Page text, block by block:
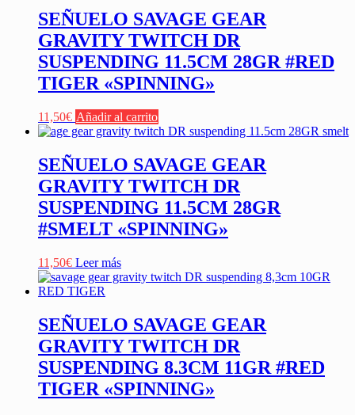
SEÑUELO SAVAGE GEAR
GRAVITY TWITCH DR
SUSPENDING 11.5CM 28GR #RED
TIGER «SPINNING»
11,50€ Añadir al carrito
SEÑUELO SAVAGE GEAR
GRAVITY TWITCH DR
SUSPENDING 11.5CM 28GR
#SMELT «SPINNING»
11,50€ Leer más
SEÑUELO SAVAGE GEAR
GRAVITY TWITCH DR
SUSPENDING 8.3CM 11GR #RED
TIGER «SPINNING»